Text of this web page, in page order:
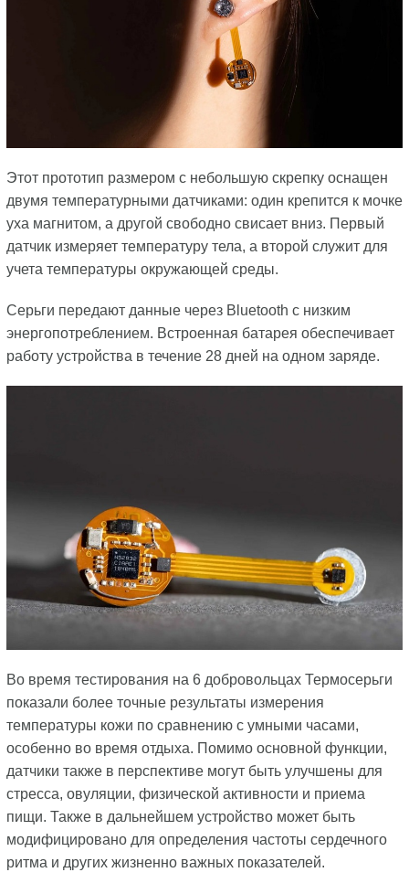
Этот прототип размером с небольшую скрепку оснащен
двумя температурными датчиками: один крепится к мочке
уха магнитом, а другой свободно свисает вниз. Первый
датчик измеряет температуру тела, а второй служит для
учета температуры окружающей среды.
Серьги передают данные через Bluetooth с низким
энергопотреблением. Встроенная батарея обеспечивает
работу устройства в течение 28 дней на одном заряде.
Во время тестирования на 6 добровольцах Термосерьги
показали более точные результаты измерения
температуры кожи по сравнению с умными часами,
особенно во время отдыха. Помимо основной функции,
датчики также в перспективе могут быть улучшены для
стресса, овуляции, физической активности и приема
пищи. Также в дальнейшем устройство может быть
модифицировано для определения частоты сердечного
ритма и других жизненно важных показателей.